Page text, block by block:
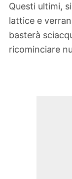
Questi ultimi,
lattice e
basterà
ricominciare